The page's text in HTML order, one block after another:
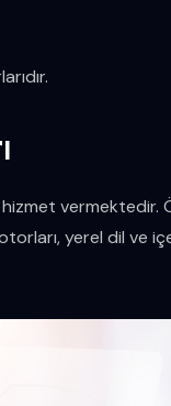
vermektedir.
yerel dil ve